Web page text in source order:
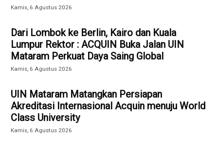
Kamis, 6 Agustus 2026
Dari Lombok ke Berlin, Kairo dan Kuala
Lumpur Rektor : ACQUIN Buka Jalan UIN
Mataram Perkuat Daya Saing Global
Kamis, 6 Agustus 2026
UIN Mataram Matangkan Persiapan
Akreditasi Internasional Acquin menuju World
Class University
Kamis, 6 Agustus 2026